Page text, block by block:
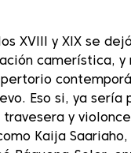
XVIII y XIX se
camerística, y
Eso si, ya sería
y
Kaija